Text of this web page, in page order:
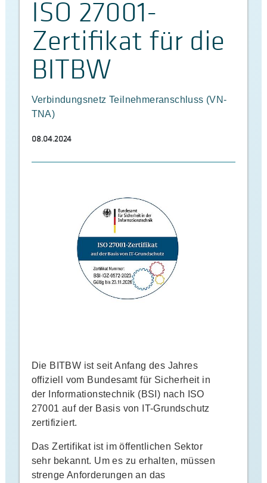
ISO 27001-
Zertifikat für die
BITBW
Verbindungsnetz Teilnehmeranschluss (VN-
TNA)
08.04.2024
Die BITBW ist seit Anfang des Jahres
offiziell vom Bundesamt für Sicherheit in
der Informationstechnik (BSI) nach ISO
27001 auf der Basis von IT-Grundschutz
zertifiziert.
Das Zertifikat ist im öffentlichen Sektor
sehr bekannt. Um es zu erhalten, müssen
strenge Anforderungen an das